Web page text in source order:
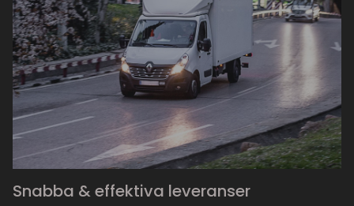
Snabba & effektiva leveranser